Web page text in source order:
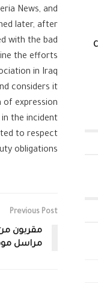
News, and
later, after
with the bad
the efforts
in Iraq
considers it
expression
the incident
to respect
obligations.
Previous Post
مقربون
مراسل